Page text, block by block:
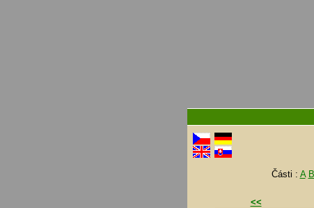
Části : A B
<<